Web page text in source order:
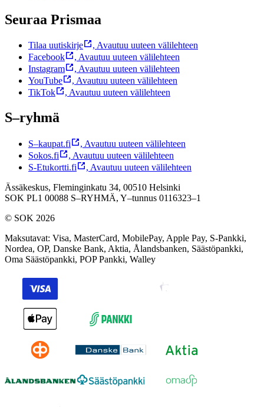
Seuraa Prismaa
Tilaa uutiskirje , Avautuu uuteen välilehteen
Facebook
, Avautuu uuteen välilehteen
Instagram
, Avautuu uuteen välilehteen
YouTube
, Avautuu uuteen välilehteen
TikTok
, Avautuu uuteen välilehteen
S–ryhmä
S–kaupat.fi , Avautuu uuteen välilehteen
Sokos.fi
, Avautuu uuteen välilehteen
S-Etukortti.fi
, Avautuu uuteen välilehteen
Ässäkeskus, Fleminginkatu 34, 00510 Helsinki
SOK PL1 00088 S–RYHMÄ, Y–tunnus 0116323–1
© SOK 2026
Maksutavat: Visa, MasterCard, MobilePay, Apple Pay, S-Pankki,
Nordea, OP, Danske Bank, Aktia, Ålandsbanken, Säästöpankki,
Oma Säästöpankki, POP Pankki, Walley